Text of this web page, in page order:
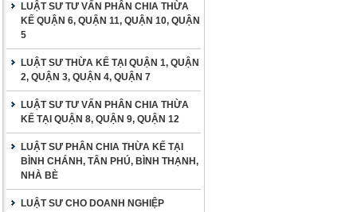
LUẬT SƯ TƯ VẤN PHÂN CHIA THỪA
KẾ QUẬN 6, QUẬN 11, QUẬN 10, QUẬN
5
LUẬT SƯ THỪA KẾ TẠI QUẬN 1, QUẬN
2, QUẬN 3, QUẬN 4, QUẬN 7
LUẬT SƯ TƯ VẤN PHÂN CHIA THỪA
KẾ TẠI QUẬN 8, QUẬN 9, QUẬN 12
LUẬT SƯ PHÂN CHIA THỪA KẾ TẠI
BÌNH CHÁNH, TÂN PHÚ, BÌNH THẠNH,
NHÀ BÈ
LUẬT SƯ CHO DOANH NGHIỆP